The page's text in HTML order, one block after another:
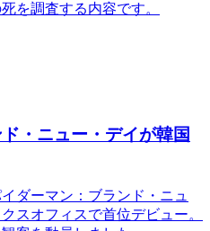
を調査する内容です。
・ニュー・デイが韓国
ダーマン：ブランド・ニュ
スオフィスで首位デビュー。